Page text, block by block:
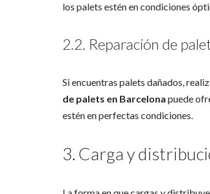
los palets estén en condiciones
2.2. Reparación de
Si encuentras palets dañados,
de palets en Barcelona puede
estén en perfectas condiciones.
3. Carga y